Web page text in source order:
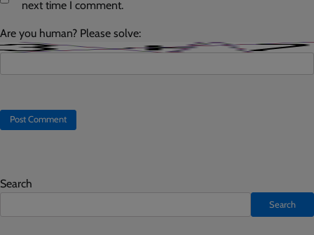
next time I comment.
Are you human? Please solve:
Search
Search